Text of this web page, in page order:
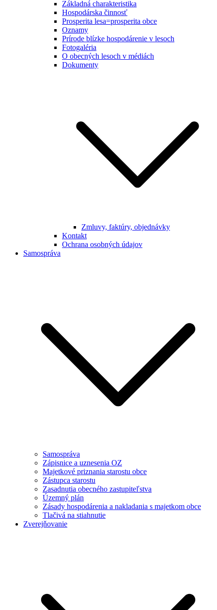
Základná charakteristika
Hospodárska činnosť
Prosperita lesa=prosperita obce
Oznamy
Prírode blízke hospodárenie v lesoch
Fotogaléria
O obecných lesoch v médiách
Dokumenty
Zmluvy, faktúry, objednávky
Kontakt
Ochrana osobných údajov
Samospráva
Samospráva
Zápisnice a uznesenia OZ
Majetkové priznania starostu obce
Zástupca starostu
Zasadnutia obecného zastupiteľstva
Územný plán
Zásady hospodárenia a nakladania s majetkom obce
Tlačivá na stiahnutie
Zverejňovanie